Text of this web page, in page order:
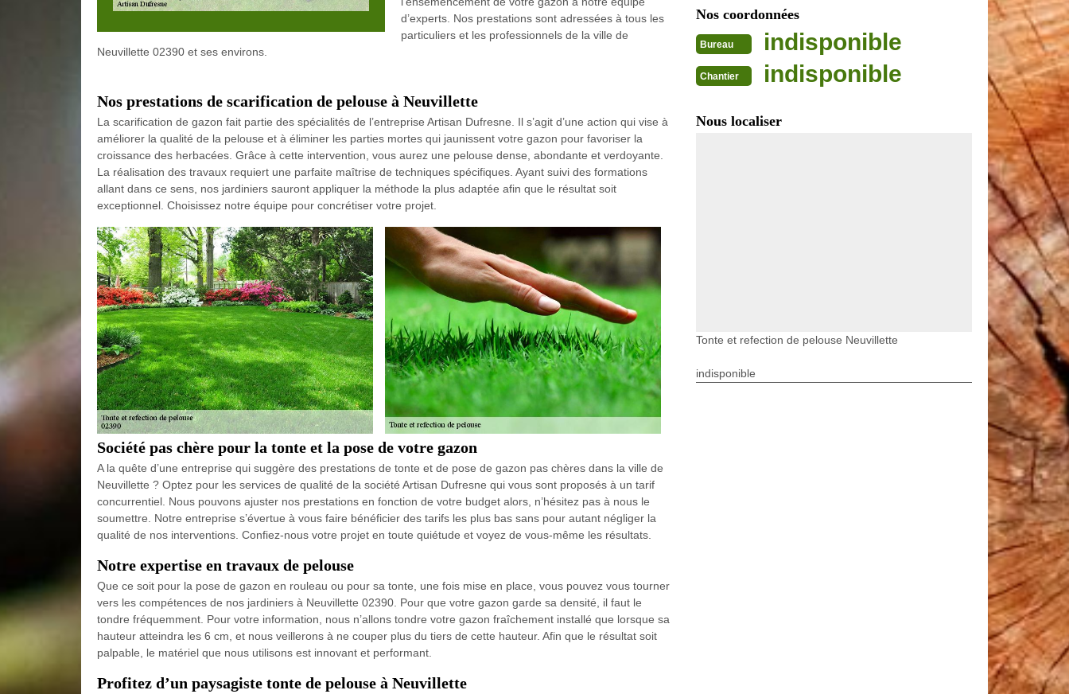
d’experts. Nos prestations sont adressées à tous les
particuliers et les professionnels de la ville de
Neuvillette 02390 et ses environs.
Nos prestations de scarification de pelouse à Neuvillette
La scarification de gazon fait partie des spécialités de l’entreprise Artisan Dufresne. Il s’agit d’une action qui vise à
améliorer la qualité de la pelouse et à éliminer les parties mortes qui jaunissent votre gazon pour favoriser la
croissance des herbacées. Grâce à cette intervention, vous aurez une pelouse dense, abondante et verdoyante.
La réalisation des travaux requiert une parfaite maîtrise de techniques spécifiques. Ayant suivi des formations
allant dans ce sens, nos jardiniers sauront appliquer la méthode la plus adaptée afin que le résultat soit
exceptionnel. Choisissez notre équipe pour concrétiser votre projet.
Société pas chère pour la tonte et la pose de votre gazon
A la quête d’une entreprise qui suggère des prestations de tonte et de pose de gazon pas chères dans la ville de
Neuvillette ? Optez pour les services de qualité de la société Artisan Dufresne qui vous sont proposés à un tarif
concurrentiel. Nous pouvons ajuster nos prestations en fonction de votre budget alors, n’hésitez pas à nous le
soumettre. Notre entreprise s’évertue à vous faire bénéficier des tarifs les plus bas sans pour autant négliger la
qualité de nos interventions. Confiez-nous votre projet en toute quiétude et voyez de vous-même les résultats.
Notre expertise en travaux de pelouse
Que ce soit pour la pose de gazon en rouleau ou pour sa tonte, une fois mise en place, vous pouvez vous tourner
vers les compétences de nos jardiniers à Neuvillette 02390. Pour que votre gazon garde sa densité, il faut le
tondre fréquemment. Pour votre information, nous n’allons tondre votre gazon fraîchement installé que lorsque sa
hauteur atteindra les 6 cm, et nous veillerons à ne couper plus du tiers de cette hauteur. Afin que le résultat soit
palpable, le matériel que nous utilisons est innovant et performant.
Profitez d’un paysagiste tonte de pelouse à Neuvillette
Nos coordonnées
Bureau indisponible
Chantier indisponible
Nous localiser
Tonte et refection de pelouse Neuvillette
indisponible